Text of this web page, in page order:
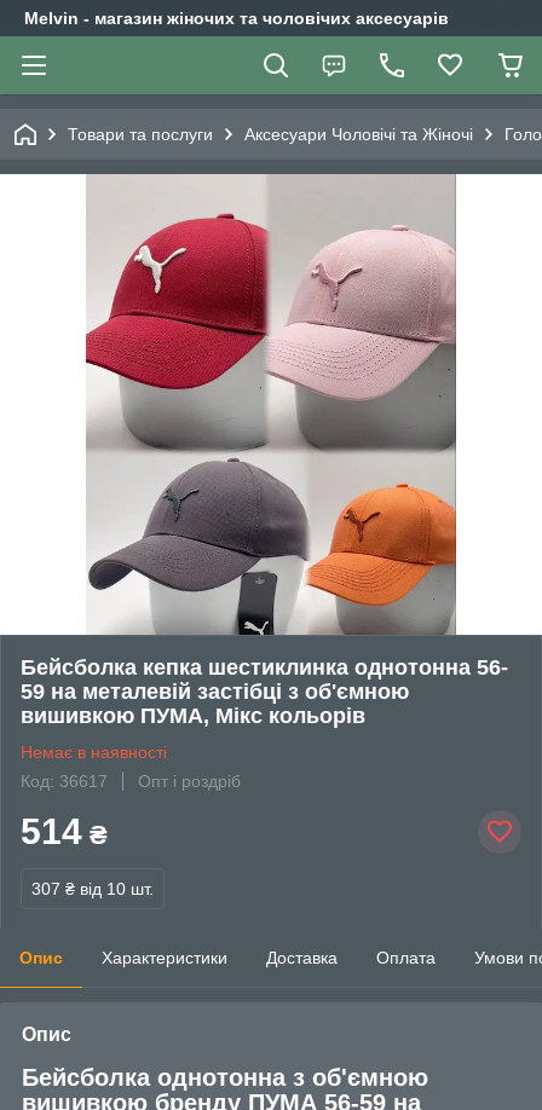
Melvin - магазин жіночих та чоловічих аксесуарів
Товари та послуги Аксесуари Чоловічі та Жіночі
Бейсболка кепка шестиклинка однотонна 56-
59 на металевій застібці з об'ємною
вишивкою ПУМА, Мікс кольорів
Немає в наявності
Код: 36617
Опт і роздріб
514 ₴
307 ₴ від 10 шт.
Опис Характеристики Доставка Оплата Умови
Опис
Бейсболка однотонна з об'ємною
вишивкою бренду ПУМА 56-59 на